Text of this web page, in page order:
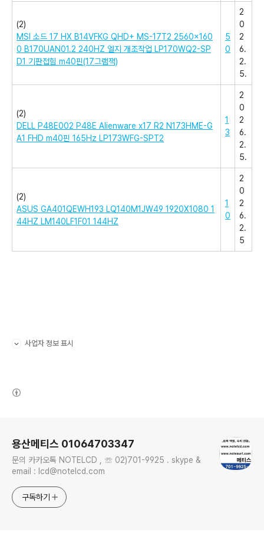
(2)
MSI 소드 17 HX B14VFKG QHD+ MS-17T2 2560×160
0 B170UAN01.2 240HZ 엘지 개조작업 LP170WQ2-SP
D1 기판접힘 m40핀(17그램잭)
5
0
2
0
2
6.
2.
5.
(2)
DELL P48E002 P48E Alienware x17 R2 N173HME-G
A1 FHD m40핀 165Hz LP173WFG-SPT2
1
3
2
0
2
6.
2.
5.
(2)
ASUS GA401QEWH193 LQ140M1JW49 1920X1080 1
44HZ LM140LF1F01 144HZ
1
0
2
0
2
6.
2.
5
사업자 정보 표시
용산메티스 01064703347
문의 카카오톡 NOTELCD , ☏ 02)701-9925 . skype &
email : lcd@notelcd.com
구독하기